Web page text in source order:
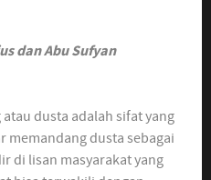
dan Abu Sufyan
dusta adalah sifat yang
memandang dusta sebagai
di lisan masyarakat yang